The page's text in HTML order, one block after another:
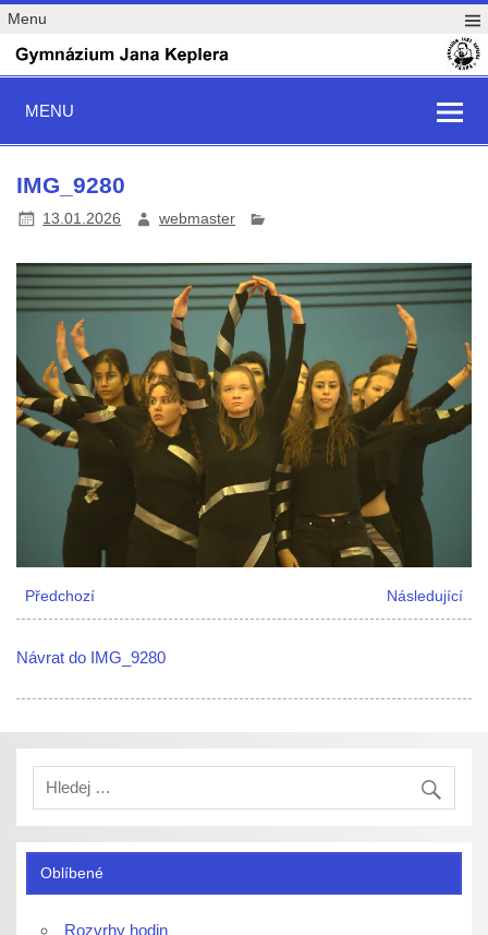
Menu
MENU
IMG_9280
13.01.2026 webmaster
Předchozí Následující
Návrat do IMG_9280
Oblíbené
Rozvrhy hodin